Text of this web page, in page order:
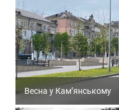
Весна у Кам’янському